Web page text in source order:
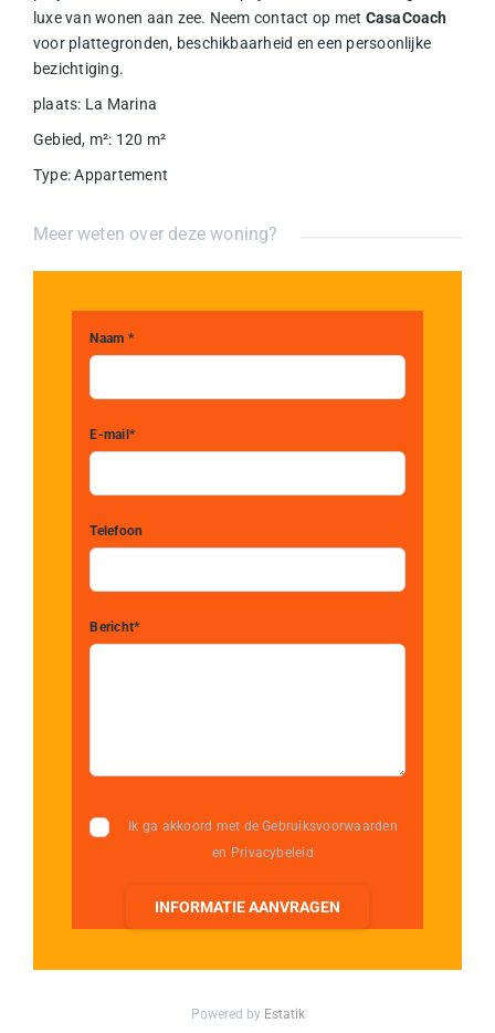
luxe van wonen aan zee. Neem contact op met CasaCoach
voor plattegronden, beschikbaarheid en een persoonlijke
bezichtiging.
plaats: La Marina
Gebied, m²: 120 m²
Type: Appartement
Meer weten over deze woning?
Naam *
E-mail*
Telefoon
Bericht*
Ik ga akkoord met de Gebruiksvoorwaarden
en Privacybeleid
INFORMATIE AANVRAGEN
Powered by Estatik